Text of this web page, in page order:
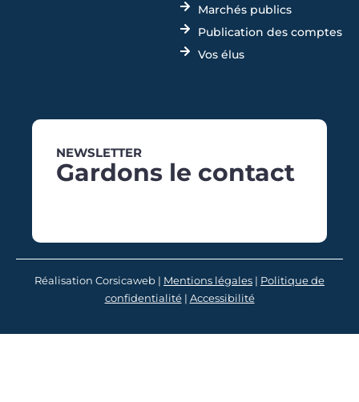
Marchés publics
Publication des comptes
Vos élus
NEWSLETTER
Gardons le contact
Réalisation Corsicaweb | Mentions légales | Politique de
confidentialité| Accessibilité